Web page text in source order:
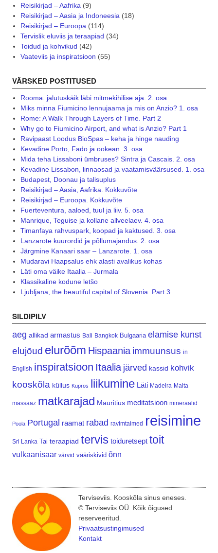
Reisikirjad – Aafrika(9)
Reisikirjad – Aasia ja Indoneesia(18)
Reisikirjad – Euroopa(114)
Tervislik eluviis ja teraapiad (34)
Toidud ja kohvikud (42)
Vaateviis ja inspiratsioon (55)
VÄRSKED POSTITUSED
Rooma: jalutuskäik läbi mitmekihilise aja. 2. osa
Miks minna Fiumicino lennujaama ja mis on Anzio? 1. osa
Rome: A Walk Through Layers of Time. Part 2
Why go to Fiumicino Airport, and what is Anzio? Part 1
Ravipaast Loodus BioSpas – keha ja hinge nauding
Kevadine Porto, Fado ja ookean. 3. osa
Mida teha Lissaboni ümbruses? Sintra ja Cascais. 2. osa
Kevadine Lissabon, linnaosad ja vaatamisväärsused. 1. osa
Budapest, Doonau ja talisuplus
Reisikirjad – Aasia, Aafrika. Kokkuvõte
Reisikirjad – Euroopa. Kokkuvõte
Fuerteventura, aaloed, tuul ja liiv. 5. osa
Manrique, Teguise ja kollane allveelaev. 4. osa
Timanfaya rahvuspark, koopad ja kaktused. 3. osa
Lanzarote kuurordid ja põllumajandus. 2. osa
Järgmine Kanaari saar – Lanzarote. 1. osa
Mudaravi Haapsalus ehk alasti avalikus kohas
Läti oma väike Itaalia – Jurmala
Klassikaline kodune letšo
Ljubljana, the beautiful capital of Slovenia. Part 3
SILDIPILV
aeg allikad armastus Bali Bangkok Bulgaaria elamise kunst
elujõud elurõõm Hispaania immuunsus in
English inspiratsioon Itaalia järved kassid kohvik
kooskõla küllus Küpros liikumine Läti Madeira Malta
massaaz matkarajad Mauritius meditatsioon mineraalid
Poola Portugal raamat rabad ravimtaimed reisimine
Sri Lanka Tai teraapiad tervis toiduretsept toit
vulkaanisaar värvid vääriskivid õnn
Terviseviis. Kooskõla sinus eneses.
© Terviseviis OÜ. Kõik õigused
reserveeritud.
Privaatsustingimused
Kontakt